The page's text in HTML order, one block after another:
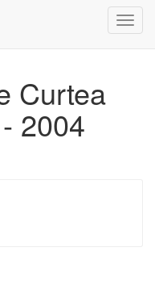
Curtea
2004